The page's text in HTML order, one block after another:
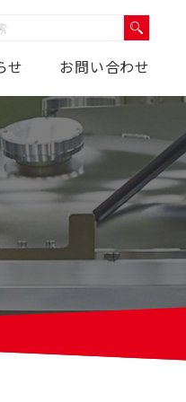
せ お問い合わせ